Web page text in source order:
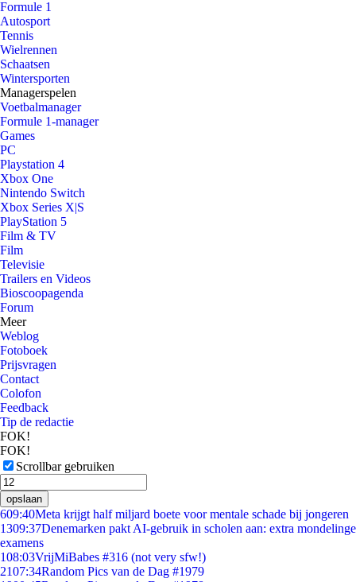
Formule 1
Autosport
Tennis
Wielrennen
Schaatsen
Wintersporten
Managerspelen
Voetbalmanager
Formule 1-manager
Games
PC
Playstation 4
Xbox One
Nintendo Switch
Xbox Series X|S
PlayStation 5
Film & TV
Film
Televisie
Trailers en Videos
Bioscoopagenda
Forum
Meer
Weblog
Fotoboek
Prijsvragen
Contact
Colofon
Feedback
Tip de redactie
FOK!
FOK!
Scrollbar gebruiken
opslaan
609:40Meta krijgt half miljard boete voor mentale schade bij jongeren
1309:37Denemarken pakt AI-gebruik in scholen aan: extra mondelinge
examens
108:03VrijMiBabes #316 (not very sfw!)
2107:34Random Pics van de Dag #1979